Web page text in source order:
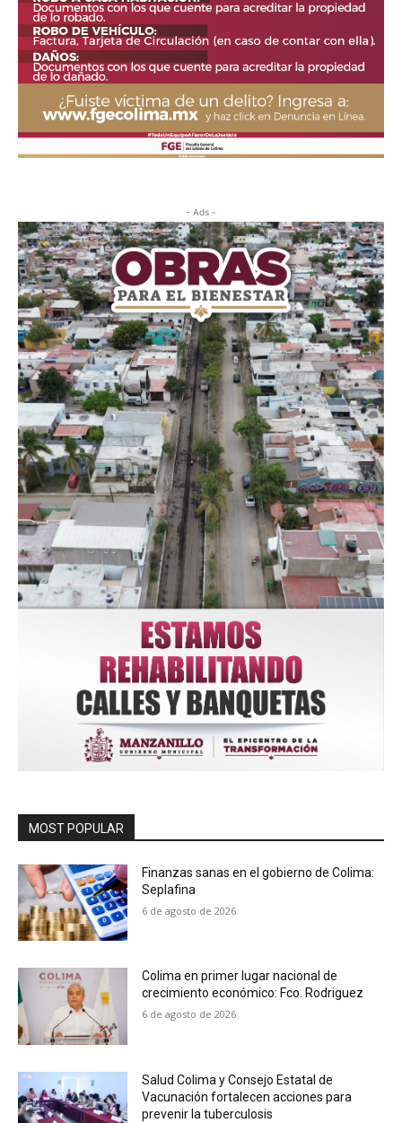
- Ads -
MOST POPULAR
Finanzas sanas en el gobierno de Colima:
Seplafina
6 de agosto de 2026
Colima en primer lugar nacional de
crecimiento económico: Fco. Rodriguez
6 de agosto de 2026
Salud Colima y Consejo Estatal de
Vacunación fortalecen acciones para
prevenir la tuberculosis